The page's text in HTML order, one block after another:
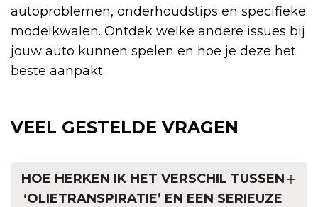
autoproblemen, onderhoudstips en specifieke
modelkwalen. Ontdek welke andere issues bij
jouw auto kunnen spelen en hoe je deze het
beste aanpakt.
VEEL GESTELDE VRAGEN
HOE HERKEN IK HET VERSCHIL TUSSEN
‘OLIETRANSPIRATIE’ EN EEN SERIEUZE